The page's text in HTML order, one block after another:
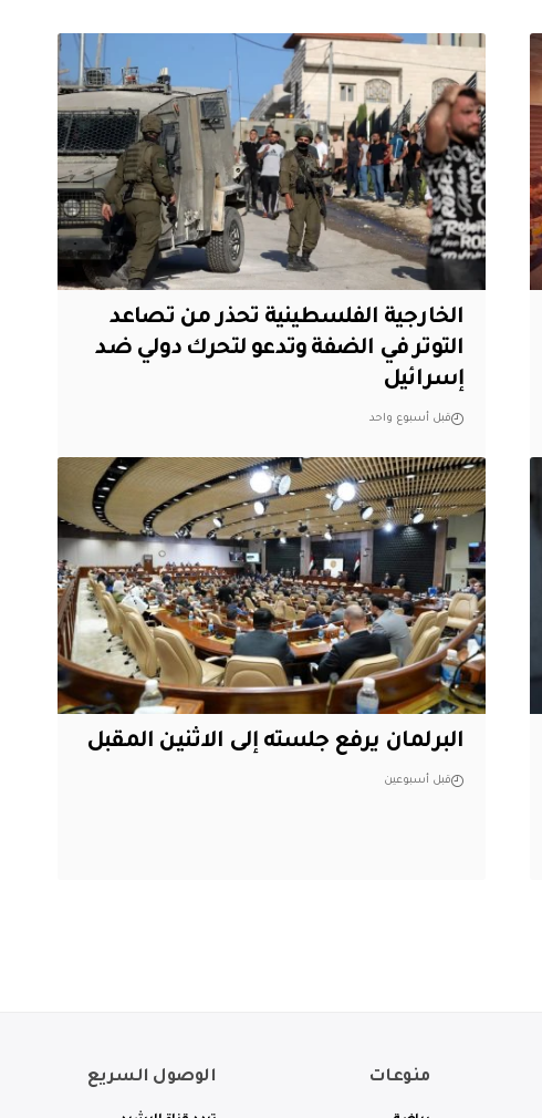
الخارجية الفلسطينية تحذر من تصاعد
التوتر في الضفة وتدعو لتحرك دولي ضد
إسرائيل
قبل أسبوع واحد
البرلمان يرفع جلسته إلى الاثنين المقبل
قبل أسبوعين
منوعات الوصول السريع